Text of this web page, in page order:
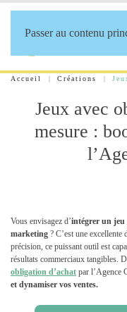
Passer au contenu
Accueil Créations
Jeux avec
mesure :
Vous envisagez d’intégrer un jeu
marketing ? C’est une
précision, ce puissant outil est
résultats commerciaux tangibles.
obligation d’achat par l’Agence
et dynamiser vos ventes.